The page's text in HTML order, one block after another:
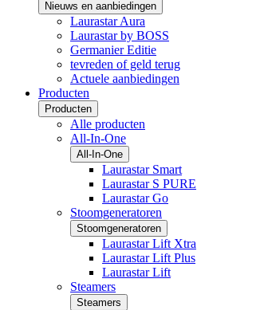
Nieuws en aanbiedingen
Laurastar Aura
Laurastar by BOSS
Germanier Editie
tevreden of geld terug
Actuele aanbiedingen
Producten
Producten
Alle producten
All-In-One
All-In-One
Laurastar Smart
Laurastar S PURE
Laurastar Go
Stoomgeneratoren
Stoomgeneratoren
Laurastar Lift Xtra
Laurastar Lift Plus
Laurastar Lift
Steamers
Steamers